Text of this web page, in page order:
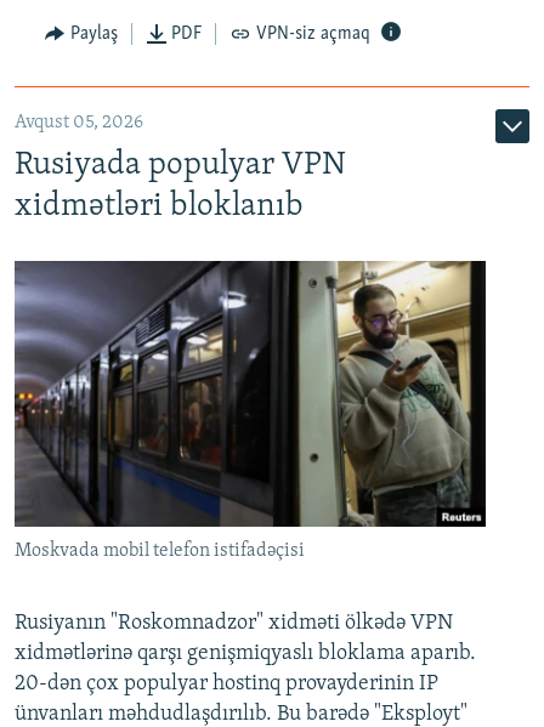
Paylaş PDF VPN-siz açmaq
Avqust 05, 2026
Rusiyada populyar VPN
xidmətləri bloklanıb
Moskvada mobil telefon istifadəçisi
Rusiyanın "Roskomnadzor" xidməti ölkədə VPN
xidmətlərinə qarşı genişmiqyaslı bloklama aparıb.
20-dən çox populyar hostinq provayderinin IP
ünvanları məhdudlaşdırılıb. Bu barədə "Eksployt"